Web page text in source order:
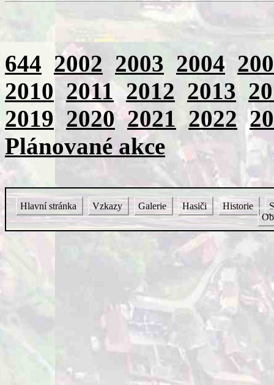
644 2002 2003 2004
2010 2011 2012 2013
2019 2020 2021 2022
Plánované akce
Hlavní stránka Vzkazy Galerie Hasiči Historie